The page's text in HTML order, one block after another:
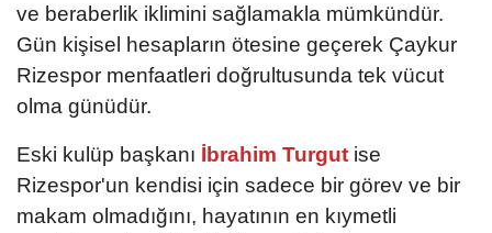
ve beraberlik iklimini sağlamakla mümkündür.
Gün kişisel hesapların ötesine geçerek Çaykur
Rizespor menfaatleri doğrultusunda tek vücut
olma günüdür.
Eski kulüp başkanı İbrahim Turgut ise
Rizespor'un kendisi için sadece bir görev ve bir
makam olmadığını, hayatının en kıymetli